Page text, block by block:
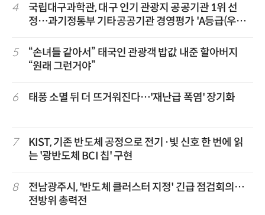
4
국립대구과학관, 대구 인기 관광지 공공기관 1위 선
정…과기정통부 기타공공기관 경영평가 'A등급(우수)'
5
“손녀들 같아서” 태국인 관광객 밥값 내준 할아버지
“원래 그런거야”
6 태풍 소멸 뒤 더 뜨거워진다…'재난급 폭염' 장기화
7
KIST, 기존 반도체 공정으로 전기·빛 신호 한 번에 읽
는 '광반도체 BCI 칩' 구현
8
전남광주시, '반도체 클러스터 지정' 긴급 점검회의…
전방위 총력전